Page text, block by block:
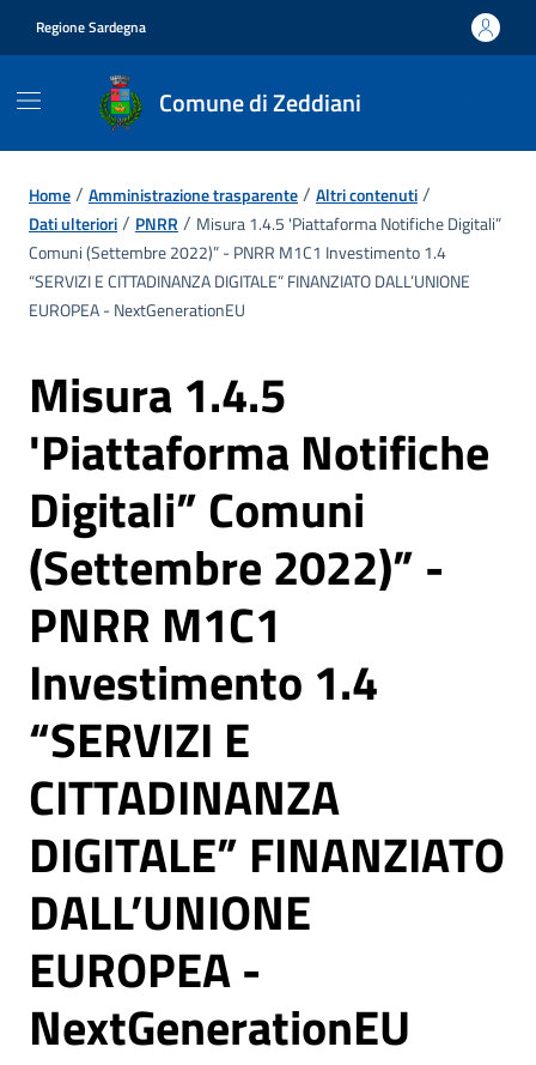
Regione Sardegna
Comune di Zeddiani
Home/ Amministrazione trasparente/ Altri contenuti/
Dati ulteriori/ PNRR / Misura 1.4.5 'Piattaforma Notifiche Digitali”
Comuni (Settembre 2022)” - PNRR M1C1 Investimento 1.4
“SERVIZI E CITTADINANZA DIGITALE” FINANZIATO DALL’UNIONE
EUROPEA - NextGenerationEU
Misura 1.4.5
'Piattaforma Notifiche
Digitali” Comuni
(Settembre 2022)” -
PNRR M1C1
Investimento 1.4
“SERVIZI E
CITTADINANZA
DIGITALE” FINANZIATO
DALL’UNIONE
EUROPEA -
NextGenerationEU